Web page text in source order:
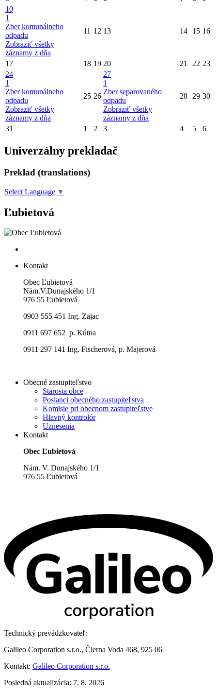
10
1
Zber komunálneho
odpadu
Zobraziť všetky
záznamy z dňa
11 12 13 14 15 16
17 18 19 20 21 22 23
24
1
Zber komunálneho
odpadu
Zobraziť všetky
záznamy z dňa
25 26
27
1
Zber separovaného
odpadu
Zobraziť všetky
záznamy z dňa
28 29 30
31 1 2 3 4 5 6
Univerzálny prekladač
Preklad (translations)
Select Language ▼
Ľubietová
Kontakt
Obec Ľubietová
Nám.V.Dunajského 1/1
976 55 Ľubietová
0903 555 451 Ing. Zajac
0911 697 652 p. Kútna
0911 297 141 Ing. Fischerová, p. Majerová
Obecné zastupiteľstvo
Starosta obce
Poslanci obecného zastupiteľstva
Komisie pri obecnom zastupiteľstve
Hlavný kontrolór
Uznesenia
Kontakt
Obec Ľubietová
Nám. V. Dunajského 1/1
976 55 Ľubietová
Technický prevádzkovateľ:
Galileo Corporation s.r.o., Čierna Voda 468, 925 06
Kontakt: Galileo Corporation s.r.o.
Posledná aktualizácia: 7. 8. 2026